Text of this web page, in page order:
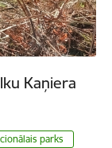
Kaņiera
parks